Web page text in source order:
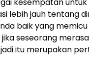
lebih jauh tentang
baik yang
jika seseorang
itu merupakan